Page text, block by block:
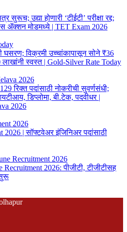
सुरूच; उद्या होणारी ‘टीईटी’ परीक्षा रद्द;
ॲक्शन मोडमध्ये | TET Exam 2026
घसरण; विक्रमी उच्चांकापासून सोने ₹36
लाखांनी स्वस्त | Gold-Silver Rate Today
रिक्त पदांसाठी नोकरीची सुवर्णसंधी;
डिप्लोमा, बी.टेक, पदवीधर |
2026
| सॉफ्टवेअर इंजिनिअर पदांसाठी
2026: पीजीटी, टीजीटीसह
सुरू